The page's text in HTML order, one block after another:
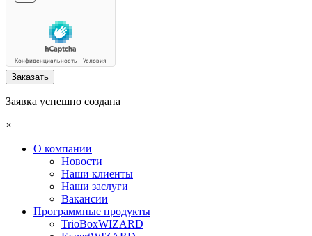
Заказать
Заявка успешно создана
×
О компании
Новости
Наши клиенты
Наши заслуги
Вакансии
Программные продукты
TrioBoxWIZARD